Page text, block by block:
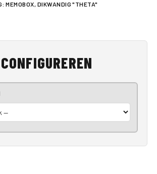
MEMOBOX, DIKWANDIG "THETA"